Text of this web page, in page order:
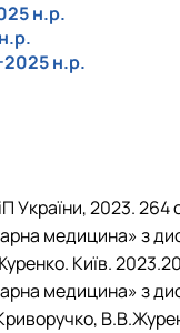
н.р.
2025 н.р.
України, 2023. 264
медицина» з
Київ.
медицина» з